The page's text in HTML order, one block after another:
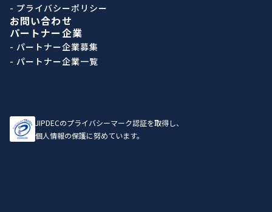
- プライバシーポリシー
お問い合わせ
パートナー企業
- パートナー企業募集
- パートナー企業一覧
JIPDECのプライバシーマーク認証を取得し、
個人情報の保護に努めています。